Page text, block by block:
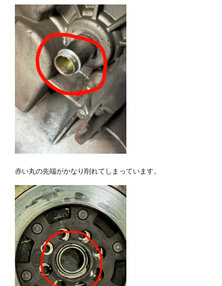
赤い丸の先端がかなり削れてしまっています。